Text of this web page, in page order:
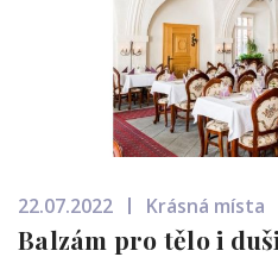
22.07.2022 Krásná místa
Balzám pro tělo i